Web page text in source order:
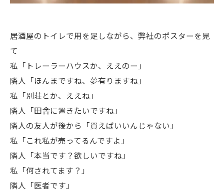
居酒屋のトイレで用を足しながら、弊社のポスターを見
て
私「トレーラーハウスか、ええのー」
隣人「ほんまですね、夢有りますね」
私「別荘とか、ええね」
隣人「田舎に置きたいですね」
隣人の友人が後から「買えばいいんじゃない」
私「これ私が売ってるんですよ」
隣人「本当です？欲しいですね」
私「何されてます？」
隣人「医者です」